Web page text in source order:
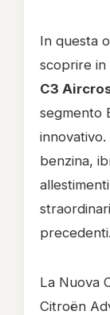
In questa
scoprire in
C3
segmento
benzina,
precedenti.
La Nuova
Citroën